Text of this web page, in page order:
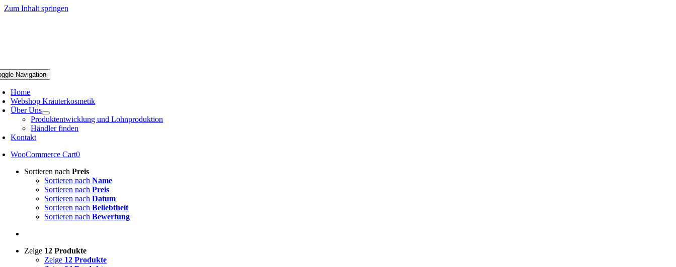
Zum Inhalt springen
Navigation
Home
Webshop Kräuterkosmetik
Über Uns
Produktentwicklung und Lohnproduktion
Händler finden
Kontakt
WooCommerce Cart0
Sortieren nach Preis
Sortieren nach Name
Sortieren nach Preis
Sortieren nach Datum
Sortieren nach Beliebtheit
Sortieren nach Bewertung
Zeige 12 Produkte
Zeige 12 Produkte